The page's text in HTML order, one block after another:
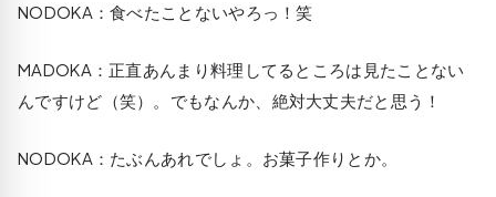
NODOKA ：食べたことないやろっ！笑
MADOKA ：正直あんまり料理してるところは見たことない
んですけど（笑）。でもなんか、絶対大丈夫だと思う！
NODOKA ：たぶんあれでしょ。お菓子作りとか。